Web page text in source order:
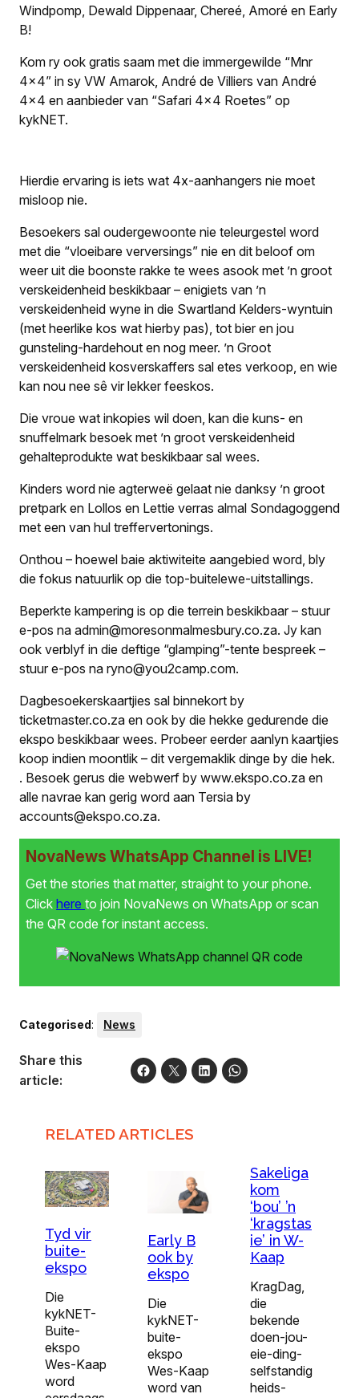
Windpomp, Dewald Dippenaar, Chereé, Amoré en Early
B!
Kom ry ook gratis saam met die immergewilde “Mnr
4×4” in sy VW Amarok, André de Villiers van André
4×4 en aanbieder van “Safari 4×4 Roetes” op
kykNET.
Hierdie ervaring is iets wat 4x-aanhangers nie moet
misloop nie.
Besoekers sal oudergewoonte nie teleurgestel word
met die “vloeibare verversings” nie en dit beloof om
weer uit die boonste rakke te wees asook met ’n groot
verskeidenheid beskikbaar – enigiets van ’n
verskeidenheid wyne in die Swartland Kelders-wyntuin
(met heerlike kos wat hierby pas), tot bier en jou
gunsteling-hardehout en nog meer. ’n Groot
verskeidenheid kosverskaffers sal etes verkoop, en wie
kan nou nee sê vir lekker feeskos.
Die vroue wat inkopies wil doen, kan die kuns- en
snuffelmark besoek met ’n groot verskeidenheid
gehalteprodukte wat beskikbaar sal wees.
Kinders word nie agterweë gelaat nie danksy ’n groot
pretpark en Lollos en Lettie verras almal Sondagoggend
met een van hul treffervertonings.
Onthou – hoewel baie aktiwiteite aangebied word, bly
die fokus natuurlik op die top-buitelewe-uitstallings.
Beperkte kampering is op die terrein beskikbaar – stuur
e-pos na admin@moresonmalmesbury.co.za. Jy kan
ook verblyf in die deftige “glamping”-tente bespreek –
stuur e-pos na ryno@you2camp.com.
Dagbesoekerskaartjies sal binnekort by
ticketmaster.co.za en ook by die hekke gedurende die
ekspo beskikbaar wees. Probeer eerder aanlyn kaartjies
koop indien moontlik – dit vergemaklik dinge by die hek.
. Besoek gerus die webwerf by www.ekspo.co.za en
alle navrae kan gerig word aan Tersia by
accounts@ekspo.co.za.
NovaNews WhatsApp Channel is LIVE!
Get the stories that matter, straight to your phone.
Click here to join NovaNews on WhatsApp or scan
the QR code for instant access.
Categorised: News
Share this
article:
RELATED ARTICLES
Tyd vir
buite-
ekspo
Die
kykNET-
Buite-
ekspo
Wes-Kaap
word
Early B
ook by
ekspo
Die
kykNET-
buite-
ekspo
Wes-Kaap
word van
Sakeliga
kom
‘bou’ ’n
‘kragstas
ie’ in W-
Kaap
KragDag,
die
bekende
doen-jou-
eie-ding-
selfstandig
heids-